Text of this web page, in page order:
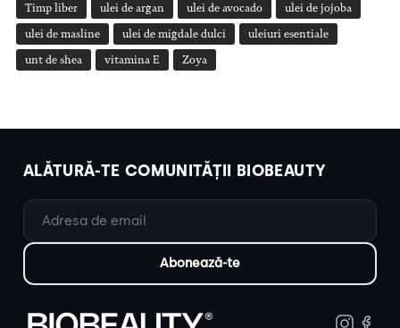
Timp liber ulei de argan ulei de avocado ulei de jojoba
ulei de masline ulei de migdale dulci uleiuri esentiale
unt de shea vitamina E Zoya
ALĂTURĂ-TE COMUNITĂȚII BIOBEAUTY